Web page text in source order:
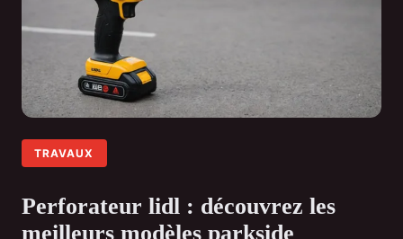
TRAVAUX
Perforateur lidl : découvrez les
meilleurs modèles parkside